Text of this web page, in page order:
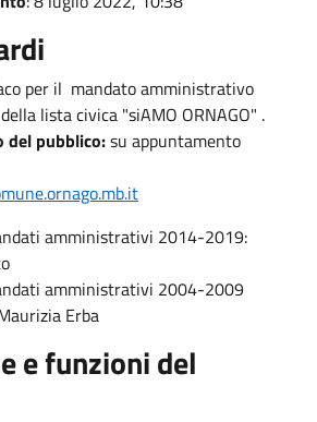
per il mandato amministrativo
lista civica "siAMO ORNAGO" .
del pubblico:su appuntamento
amministrativi 2014-2019:
amministrativi 2004-2009
Erba
e funzioni del